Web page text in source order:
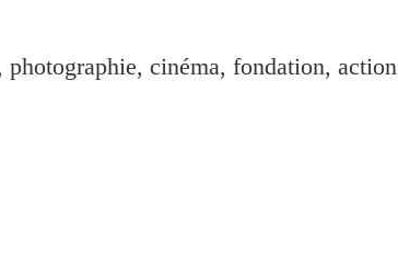
cinéma, fondation, action